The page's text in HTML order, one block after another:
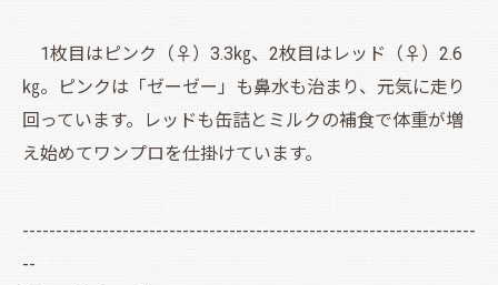
1枚目はピンク（♀）3.3㎏、2枚目はレッド（♀）2.6
㎏。ピンクは「ゼーゼー」も鼻水も治まり、元気に走り
回っています。レッドも缶詰とミルクの補食で体重が増
え始めてワンプロを仕掛けています。
--------------------------------------------------------------------
--